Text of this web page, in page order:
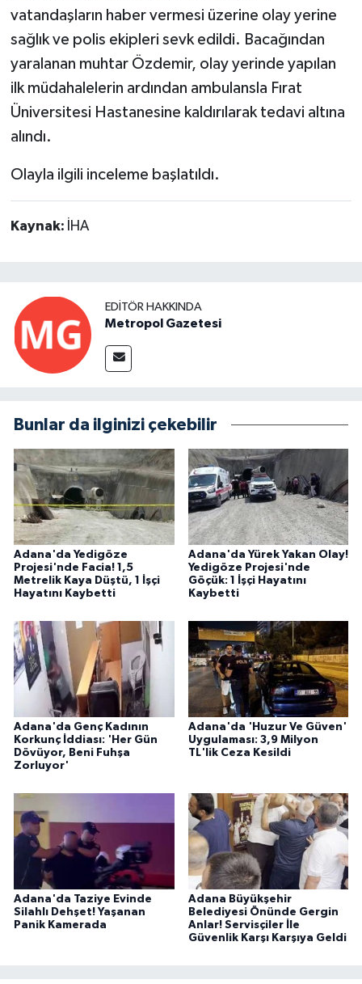
vatandaşların haber vermesi üzerine olay yerine
sağlık ve polis ekipleri sevk edildi. Bacağından
yaralanan muhtar Özdemir, olay yerinde yapılan
ilk müdahalelerin ardından ambulansla Fırat
Üniversitesi Hastanesine kaldırılarak tedavi altına
alındı.
Olayla ilgili inceleme başlatıldı.
Kaynak: İHA
EDITÖR HAKKINDA
Metropol Gazetesi
Bunlar da ilginizi çekebilir
Adana'da Yedigöze
Projesi'nde Facia! 1,5
Metrelik Kaya Düştü, 1 İşçi
Hayatını Kaybetti
Adana'da Yürek Yakan Olay!
Yedigöze Projesi'nde
Göçük: 1 İşçi Hayatını
Kaybetti
Adana'da Genç Kadının
Korkunç İddiası: 'Her Gün
Dövüyor, Beni Fuhşa
Zorluyor'
Adana'da 'Huzur Ve Güven'
Uygulaması: 3,9 Milyon
TL'lik Ceza Kesildi
Adana'da Taziye Evinde
Silahlı Dehşet! Yaşanan
Panik Kamerada
Adana Büyükşehir
Belediyesi Önünde Gergin
Anlar! Servisçiler İle
Güvenlik Karşı Karşıya Geldi